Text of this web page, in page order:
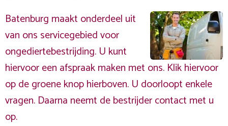
Batenburg maakt onderdeel uit
van ons servicegebied voor
ongediertebestrijding. U kunt
hiervoor een afspraak maken met ons. Klik hiervoor
op de groene knop hierboven. U doorloopt enkele
vragen. Daarna neemt de bestrijder contact met u
op.